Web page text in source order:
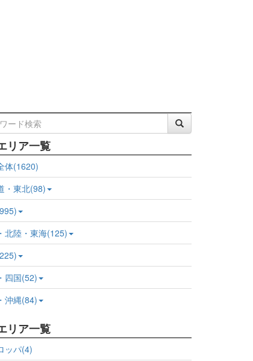
リア一覧
体(1620)
・東北(98)
北陸・東海(125)
四国(52)
沖縄(84)
リア一覧
ッパ(4)